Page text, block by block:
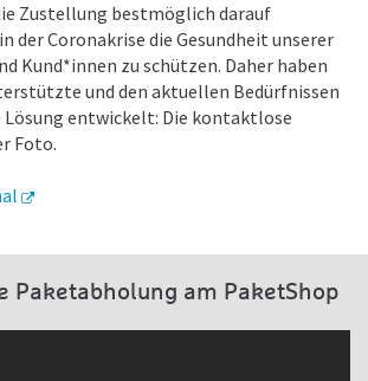
Zustellung bestmöglich darauf
der Coronakrise die Gesundheit unserer
Kund*innen zu schützen. Daher haben
und den aktuellen Bedürfnissen
Lösung entwickelt: Die kontaktlose
Foto.
Paketabholung am PaketShop